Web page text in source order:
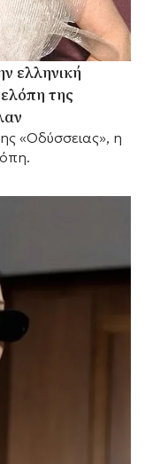
ελληνική
της
«Οδύσσειας», η